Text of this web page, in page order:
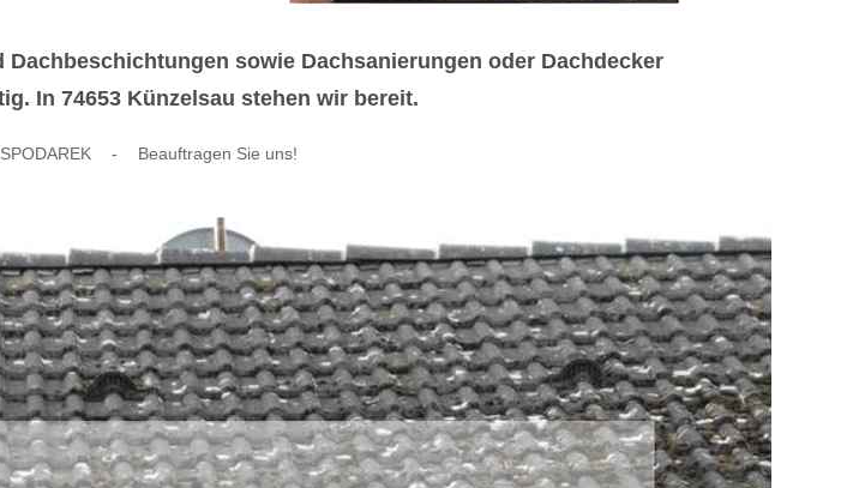
sowie Dachsanierungen oder Dachdecker
In 74653 Künzelsau stehen wir bereit.
- Beauftragen Sie uns!